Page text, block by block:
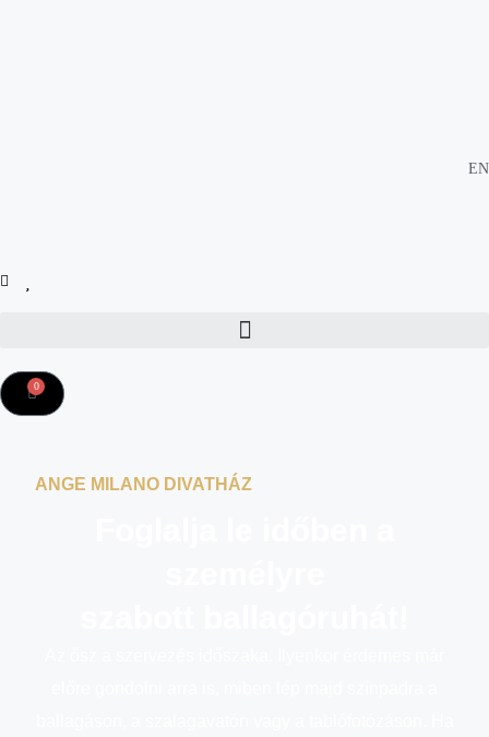
EN
0
ANGE MILANO DIVATHÁZ